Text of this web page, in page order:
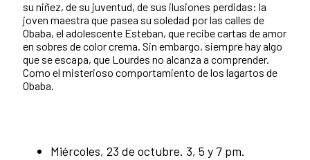
su niñez, de su juventud, de sus ilusiones perdidas: la
joven maestra que pasea su soledad por las calles de
Obaba, el adolescente Esteban, que recibe cartas de amor
en sobres de color crema. Sin embargo, siempre hay algo
que se escapa, que Lourdes no alcanza a comprender.
Como el misterioso comportamiento de los lagartos de
Obaba.
Miércoles, 23 de octubre. 3, 5 y 7 pm.